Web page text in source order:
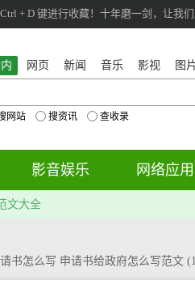
+ D 键进行收藏！十年磨一剑，让我们
网页 新闻 音乐 影视 图
网站 搜资讯 查收录
影音娱乐 网络应用
文大全
书怎么写 申请书给政府怎么写范文